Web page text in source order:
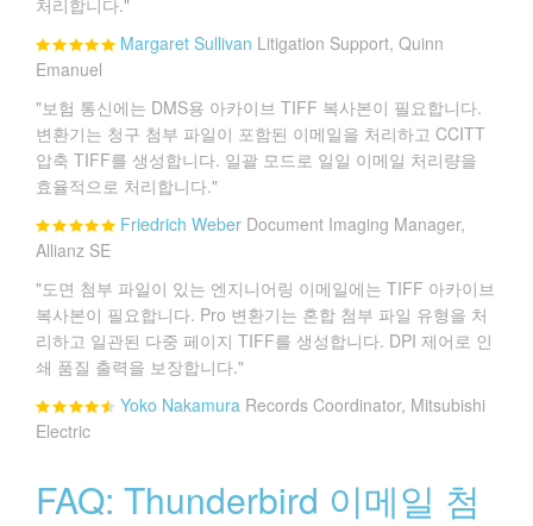
Margaret Sullivan Litigation Support, Quinn
Emanuel
"보험 통신에는 DMS용 아카이브 TIFF 복사본이 필요합니다.
변환기는 청구 첨부 파일이 포함된 이메일을 처리하고 CCITT
압축 TIFF를 생성합니다. 일괄 모드로 일일 이메일 처리량을
효율적으로 처리합니다."
Friedrich Weber Document Imaging Manager,
Allianz SE
"도면 첨부 파일이 있는 엔지니어링 이메일에는 TIFF 아카이브
복사본이 필요합니다. Pro 변환기는 혼합 첨부 파일 유형을 처
리하고 일관된 다중 페이지 TIFF를 생성합니다. DPI 제어로 인
쇄 품질 출력을 보장합니다."
Yoko Nakamura Records Coordinator, Mitsubishi
Electric
FAQ: Thunderbird 이메일 첨